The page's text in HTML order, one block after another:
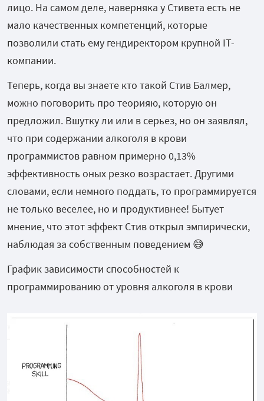
лицо. На самом деле, наверняка у Стивета есть не
мало качественных компетенций, которые
позволили стать ему гендиректором крупной IT-
компании.
Теперь, когда вы знаете кто такой Стив Балмер,
можно поговорить про теорияю, которую он
предложил. Вшутку ли или в серьез, но он заявлял,
что при содержании алкоголя в крови
программистов равном примерно 0,13%
эффективность оных резко возрастает. Другими
словами, если немного поддать, то программируется
не только веселее, но и продуктивнее! Бытует
мнение, что этот эффект Стив открыл эмпирически,
наблюдая за собственным поведением 😅
График зависимости способностей к
программированию от уровня алкоголя в крови